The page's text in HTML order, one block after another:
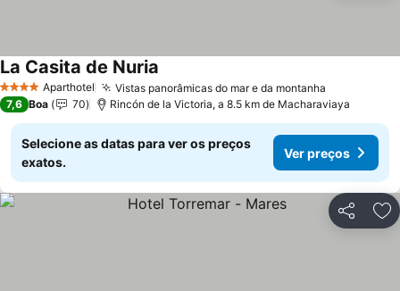
4 EstrelasAparthotel Vistas panorâmicas do mar e da montanha
La Casita de Nuria
7,6 Boa 70 Rincón de la Victoria, a 8.5 km de Macharaviaya
Selecione as datas para ver os preços
exatos.
Ver preços
Partilhar